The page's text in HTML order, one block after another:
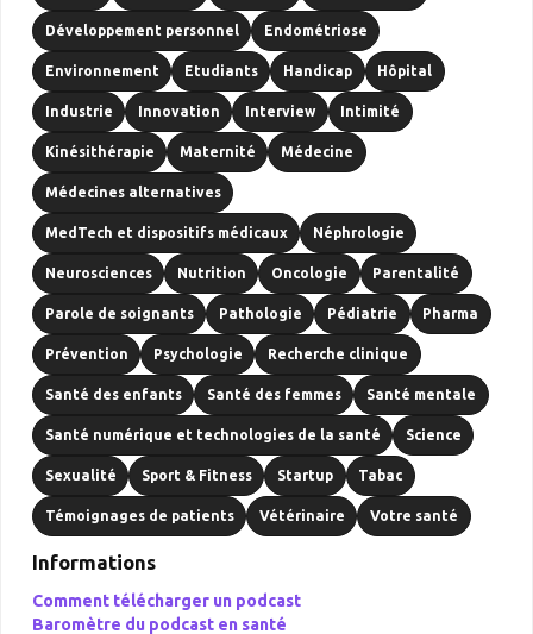
Développement personnel Endométriose
Environnement Etudiants Handicap Hôpital
Industrie Innovation Interview Intimité
Kinésithérapie Maternité Médecine
Médecines alternatives
MedTech et dispositifs médicaux Néphrologie
Neurosciences Nutrition Oncologie Parentalité
Parole de soignants Pathologie Pédiatrie Pharma
Prévention Psychologie Recherche clinique
Santé des enfants Santé des femmes Santé mentale
Santé numérique et technologies de la santé Science
Sexualité Sport & Fitness Startup Tabac
Témoignages de patients Vétérinaire Votre santé
Informations
Comment télécharger un podcast
Baromètre du podcast en santé